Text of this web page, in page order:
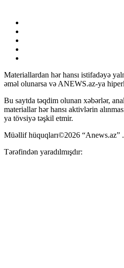
Materiallardan hər hansı istifadəyə
əməl olunarsa və ANEWS.az-ya
Bu saytda təqdim olunan xəbərlər,
materiallar hər hansı aktivlərin
ya tövsiyə təşkil etmir.
Müəllif hüquqları©2026 “Anews.az”
Tərəfindən yaradılmışdır: